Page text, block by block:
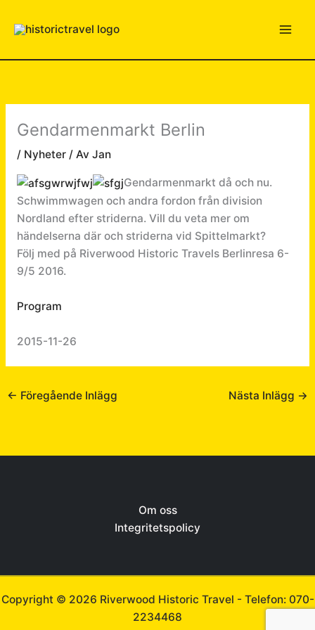
Gendarmenmarkt Berlin
/ Nyheter/ Av Jan
Gendarmenmarkt då och nu.
Schwimmwagen och andra fordon från division
Nordland efter striderna. Vill du veta mer om
händelserna där och striderna vid Spittelmarkt?
Följ med på Riverwood Historic Travels Berlinresa 6-
9/5 2016.
Program
2015-11-26
← Föregående Inlägg Nästa Inlägg →
Om oss
Integritetspolicy
Copyright © 2026 Riverwood Historic Travel - Telefon: 070-
2234468